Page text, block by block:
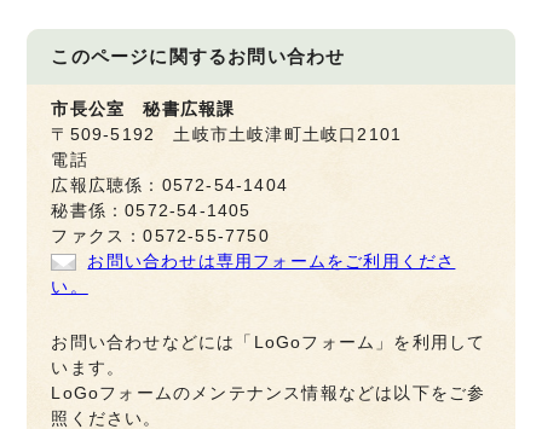
このページに関するお問い合わせ
市長公室 秘書広報課
〒509-5192 土岐市土岐津町土岐口2101
電話
広報広聴係：0572-54-1404
秘書係：0572-54-1405
ファクス：0572-55-7750
お問い合わせは専用フォームをご利用くださ
い。
お問い合わせなどには「LoGoフォーム」を利用して
います。
LoGoフォームのメンテナンス情報などは以下をご参
照ください。